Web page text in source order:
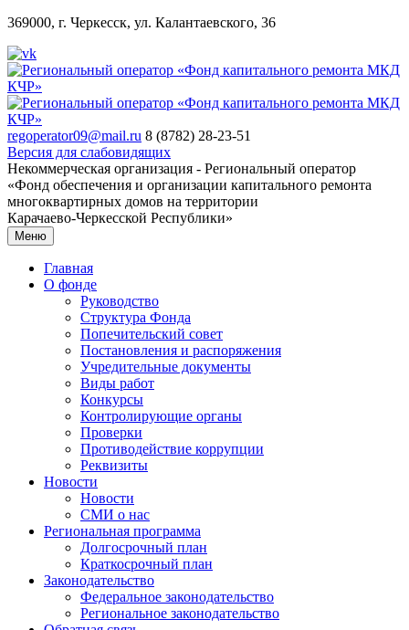
369000, г. Черкесск, ул. Калантаевского, 36
regoperator09@mail.ru 8 (8782) 28-23-51
Версия для слабовидящих
Некоммерческая организация - Региональный оператор
«Фонд обеспечения и организации капитального ремонта
многоквартирных домов на территории
Карачаево-Черкесской Республики»
Меню
Главная
О фонде
Руководство
Структура Фонда
Попечительский совет
Постановления и распоряжения
Учредительные документы
Виды работ
Конкурсы
Контролирующие органы
Проверки
Противодействие коррупции
Реквизиты
Новости
Новости
СМИ о нас
Региональная программа
Долгосрочный план
Краткосрочный план
Законодательство
Федеральное законодательство
Региональное законодательство